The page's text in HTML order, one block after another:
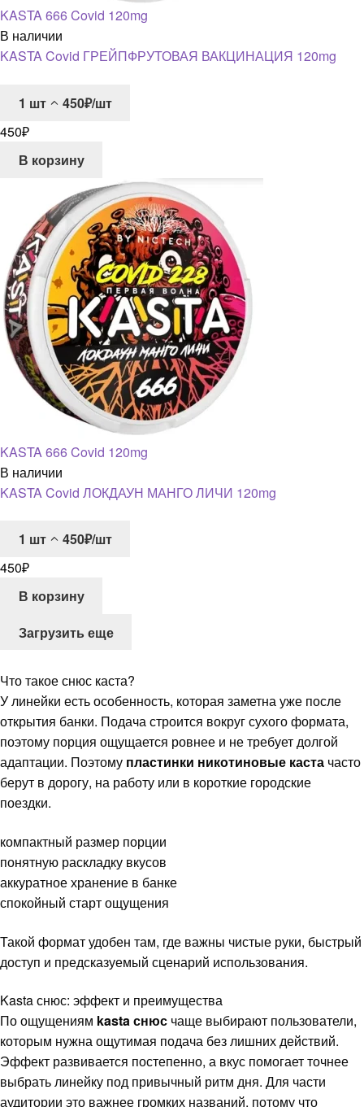
KASTA 666 Covid 120mg
В наличии
KASTA Covid ГРЕЙПФРУТОВАЯ ВАКЦИНАЦИЯ 120mg
1 шт
450₽/шт
450₽
В корзину
KASTA 666 Covid 120mg
В наличии
KASTA Covid ЛОКДАУН МАНГО ЛИЧИ 120mg
1 шт
450₽/шт
450₽
В корзину
Загрузить еще
Что такое снюс каста?
У линейки есть особенность, которая заметна уже после
открытия банки. Подача строится вокруг сухого формата,
поэтому порция ощущается ровнее и не требует долгой
адаптации. Поэтому пластинки никотиновые каста часто
берут в дорогу, на работу или в короткие городские
поездки.
компактный размер порции
понятную раскладку вкусов
аккуратное хранение в банке
спокойный старт ощущения
Такой формат удобен там, где важны чистые руки, быстрый
доступ и предсказуемый сценарий использования.
Kasta снюс: эффект и преимущества
По ощущениям kasta снюс чаще выбирают пользователи,
которым нужна ощутимая подача без лишних действий.
Эффект развивается постепенно, а вкус помогает точнее
выбрать линейку под привычный ритм дня. Для части
аудитории это важнее громких названий, потому что